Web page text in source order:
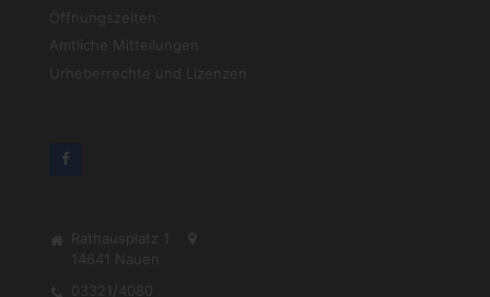
Öffnungszeiten
Amtliche Mitteilungen
Urheberrechte und Lizenzen
Rathausplatz 1
14641
Nauen
03321/4080